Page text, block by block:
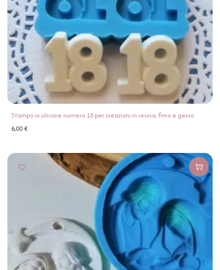
Stampo in silicone numero 18 per creazioni in resina, fimo e gesso
6,00€